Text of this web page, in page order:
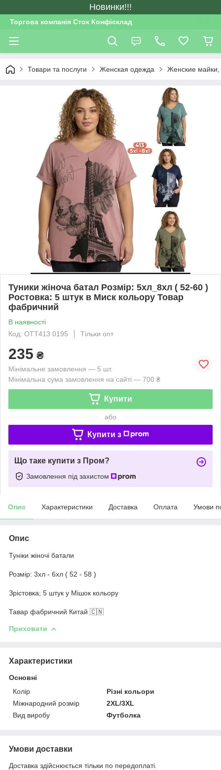
Новинки!!!
Торгова компанія Сток Конфісклад
Товари та послуги Женская одежда Женские майки,
Туники жіноча батал Розмір: 5хл_8хл ( 52-60 )
Ростовка: 5 штук в Миск кольору Товар
фабричний
В наявності
Код: OTT413 0195
Тільки опт
235 ₴
Мінімальне замовлення — 5 шт.
Мінімальна сума замовлення на сайті — 700 ₴
Купити
або
Купити з
Що таке купити з Пром?
Замовлення під захистом
Опис Характеристики Доставка Оплата Умови
Опис
Туніки жіночі батали
Розмір: 3хл - 6хл ( 52 - 58 )
Зрістовка; 5 штук у Мішок кольору
Тавар фабричний Китай 🇨🇳
Приховати
Характеристики
Основні
Колір
Різні кольори
Міжнародний розмір
2XL/3XL
Вид виробу
Футболка
Умови доставки
Доставка здійснюється тільки по передоплаті.